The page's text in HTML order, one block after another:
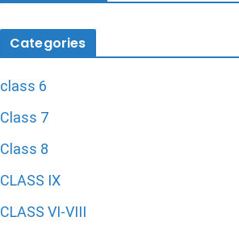
Categories
class 6
Class 7
Class 8
CLASS IX
CLASS VI-VIII